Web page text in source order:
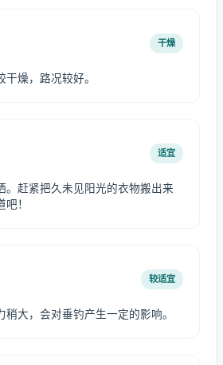
干燥
燥，路况较好。
适宜
。赶紧把久未见阳光的衣物搬出来
！
较适宜
大，会对垂钓产生一定的影响。